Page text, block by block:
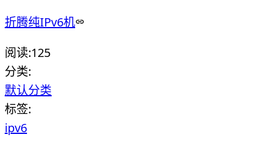
折腾纯IPv6机
阅读:125
分类:
默认分类
标签:
ipv6